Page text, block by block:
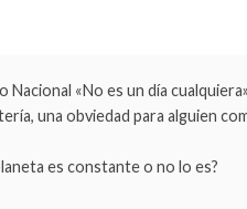
Nacional «No es un día
una obviedad para alguien
es constante o no lo es?